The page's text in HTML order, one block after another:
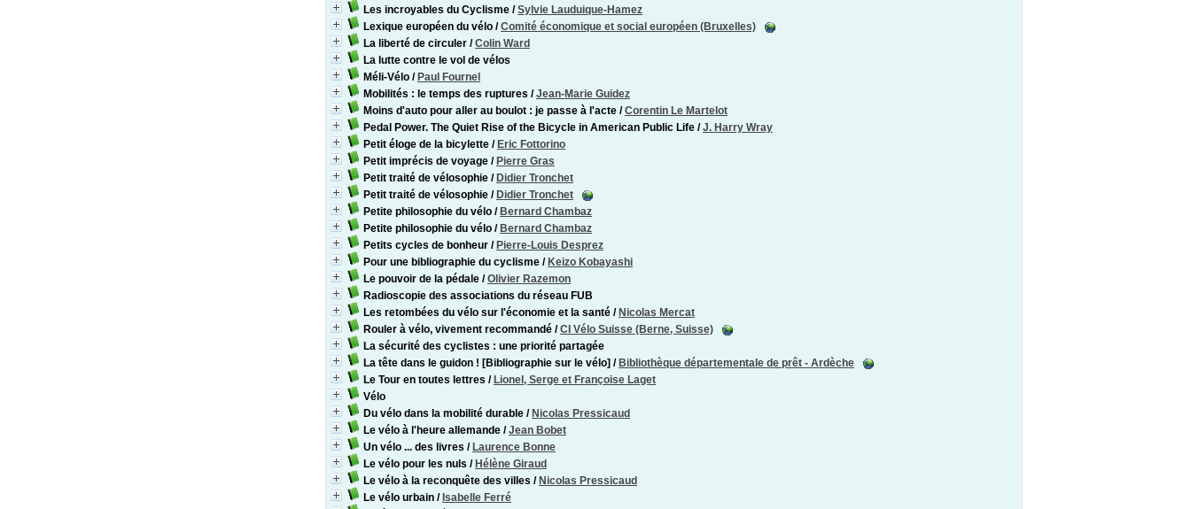
Les incroyables du Cyclisme /Sylvie Lauduique-Hamez
Lexique européen du vélo /Comité économique et social européen (Bruxelles)
La liberté de circuler /Colin Ward
La lutte contre le vol de vélos
Méli-Vélo / Paul Fournel
Mobilités : le temps des ruptures /Jean-Marie Guidez
Moins d'auto pour aller au boulot : je passe à l'acte /Corentin Le Martelot
Pedal Power. The Quiet Rise of the Bicycle in American Public Life /J. Harry Wray
Petit éloge de la bicylette / Eric Fottorino
Petit imprécis de voyage / Pierre Gras
Petit traité de vélosophie / Didier Tronchet
Petit traité de vélosophie / Didier Tronchet
Petite philosophie du vélo / Bernard Chambaz
Petite philosophie du vélo / Bernard Chambaz
Petits cycles de bonheur / Pierre-Louis Desprez
Pour une bibliographie du cyclisme / Keizo Kobayashi
Le pouvoir de la pédale /Olivier Razemon
Radioscopie des associations du réseau FUB
Les retombées du vélo sur l'économie et la santé / Nicolas Mercat
Rouler à vélo, vivement recommandé /CI Vélo Suisse (Berne, Suisse)
La sécurité des cyclistes : une priorité partagée
La tête dans le guidon ! [Bibliographie sur le vélo] / Bibliothèque départementale de prêt - Ardèche
Le Tour en toutes lettres / Lionel, Serge et Françoise Laget
Vélo
Du vélo dans la mobilité durable / Nicolas Pressicaud
Le vélo à l'heure allemande /Jean Bobet
Un vélo ... des livres / Laurence Bonne
Le vélo pour les nuls / Hélène Giraud
Le vélo à la reconquête des villes / Nicolas Pressicaud
Le vélo urbain / Isabelle Ferré